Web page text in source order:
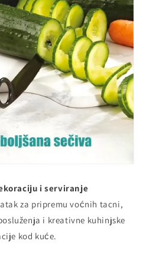
i serviranje
za pripremu voćnih tacni,
i kreativne kuhinjske
kod kuće.